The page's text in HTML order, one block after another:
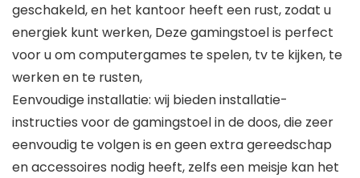
geschakeld, en het kantoor heeft een rust, zodat u
energiek kunt werken, Deze gamingstoel is perfect
voor u om computergames te spelen, tv te kijken, te
werken en te rusten,
Eenvoudige installatie: wij bieden installatie-
instructies voor de gamingstoel in de doos, die zeer
eenvoudig te volgen is en geen extra gereedschap
en accessoires nodig heeft, zelfs een meisje kan het